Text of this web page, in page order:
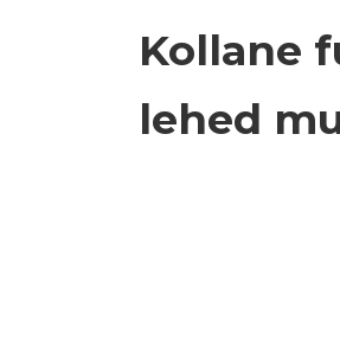
Kollane
lehed